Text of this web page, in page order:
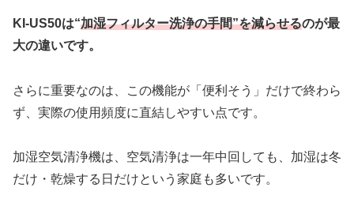
KI-US50は“加湿フィルター洗浄の手間”を減らせるのが最
大の違いです。
さらに重要なのは、この機能が「便利そう」だけで終わら
ず、実際の使用頻度に直結しやすい点です。
加湿空気清浄機は、空気清浄は一年中回しても、加湿は冬
だけ・乾燥する日だけという家庭も多いです。